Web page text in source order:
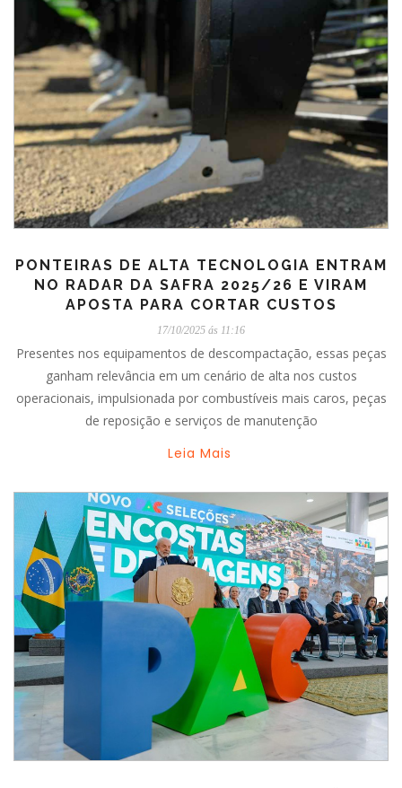
PONTEIRAS DE ALTA TECNOLOGIA ENTRAM
NO RADAR DA SAFRA 2025/26 E VIRAM
APOSTA PARA CORTAR CUSTOS
17/10/2025 ás 11:16
Presentes nos equipamentos de descompactação, essas peças
ganham relevância em um cenário de alta nos custos
operacionais, impulsionada por combustíveis mais caros, peças
de reposição e serviços de manutenção
Leia Mais